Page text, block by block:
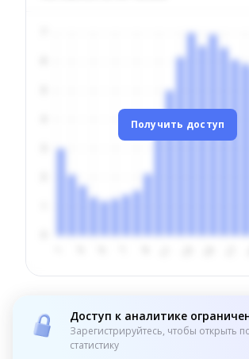
Получить доступ
Доступ к аналитике
Зарегистрируйтесь, чтобы открыть
статистику